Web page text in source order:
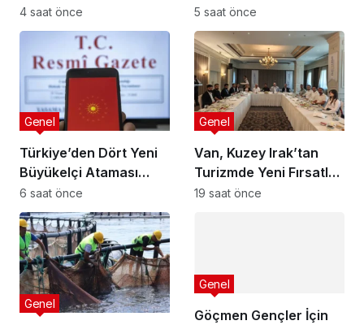
Düzenleme
4 saat önce
Gazete’de Yayımda!
5 saat önce
Türkiye’den Dört Yeni
Büyükelçi Ataması
Yapıldı
Genel
6 saat önce
Van, Kuzey Irak’tan
Turizmde Yeni Fırsatlar
Sunuyor
Genel
19 saat önce
Genel
Göçmen Gençler İçin
Genel